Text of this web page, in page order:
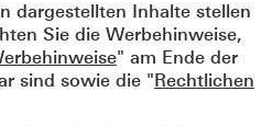
dargestellten Inhalte stellen
Sie die Werbehinweise,
" am Ende der
sind sowie die "Rechtlichen